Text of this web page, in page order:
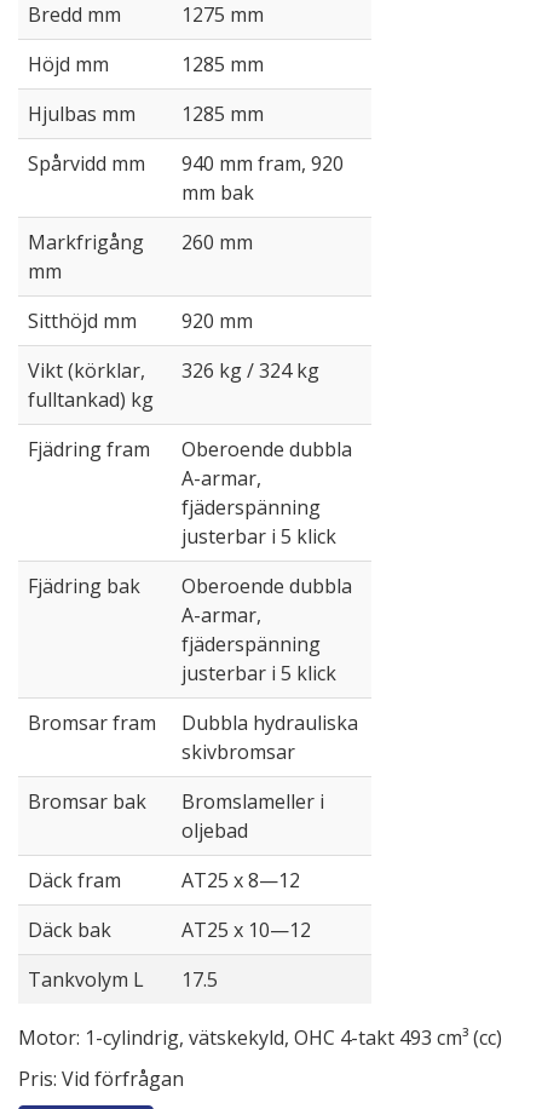
Bredd mm
1275 mm
Höjd mm
1285 mm
Hjulbas mm
1285 mm
Spårvidd mm
940 mm fram, 920
mm bak
Markfrigång
mm
260 mm
Sitthöjd mm
920 mm
Vikt (körklar,
fulltankad) kg
326 kg / 324 kg
Fjädring fram
Oberoende dubbla
A-armar,
fjäderspänning
justerbar i 5 klick
Fjädring bak
Oberoende dubbla
A-armar,
fjäderspänning
justerbar i 5 klick
Bromsar fram
Dubbla hydrauliska
skivbromsar
Bromsar bak
Bromslameller i
oljebad
Däck fram
AT25 x 8—12
Däck bak
AT25 x 10—12
Tankvolym L
17.5
Motor: 1-cylindrig, vätskekyld, OHC 4-takt 493 cm³ (cc)
Pris: Vid förfrågan